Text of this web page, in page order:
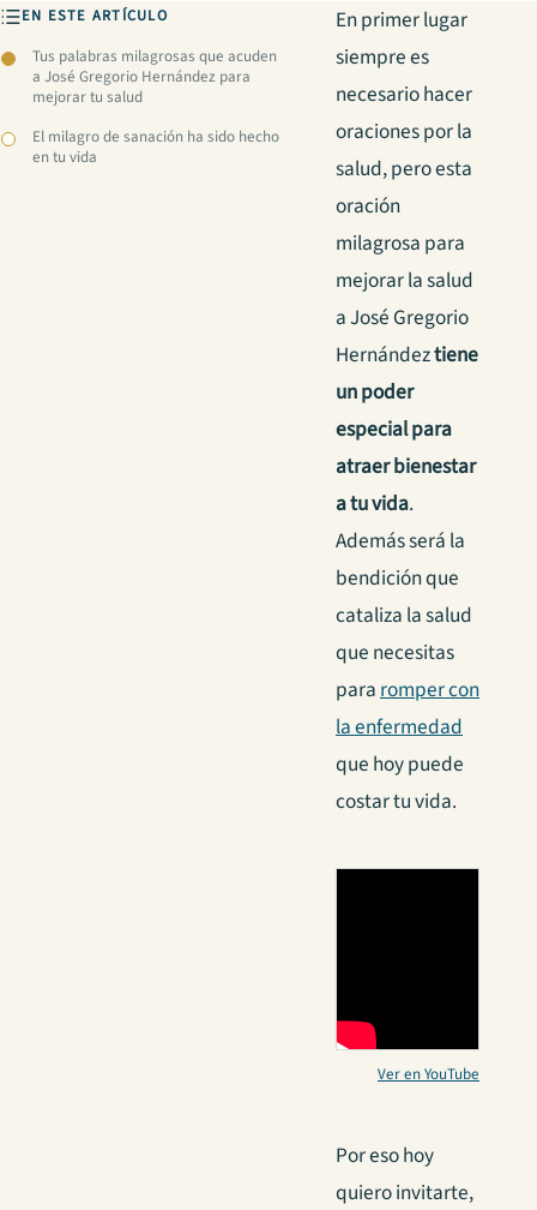
EN ESTE ARTÍCULO
Tus palabras milagrosas que acuden
a José Gregorio Hernández para
mejorar tu salud
El milagro de sanación ha sido hecho
en tu vida
En primer lugar
siempre es
necesario hacer
oraciones por la
salud, pero esta
oración
milagrosa para
mejorar la salud
a José Gregorio
Hernándeztiene
un poder
especial para
atraer bienestar
a tu vida.
Además será la
bendición que
cataliza la salud
que necesitas
pararomper con
la enfermedad
que hoy puede
costar tu vida.
Ver en YouTube
Por eso hoy
quiero invitarte,